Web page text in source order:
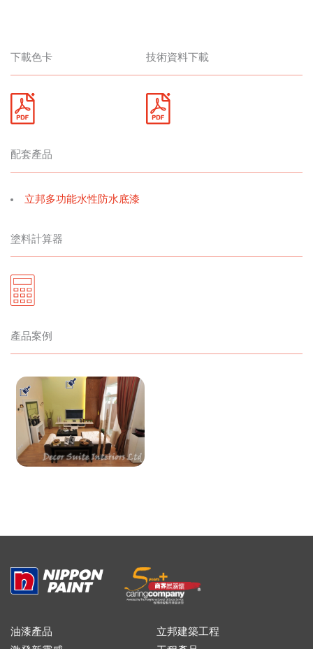
下載色卡 技術資料下載
配套產品
立邦多功能水性防水底漆
塗料計算器
產品案例
油漆產品
立邦建築工程